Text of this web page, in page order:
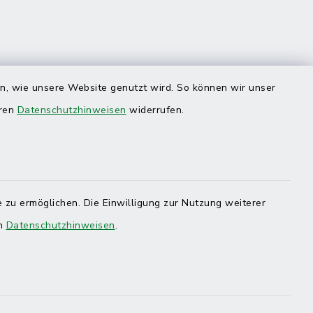
wie unsere Website genutzt wird. So können wir unser
Datenschutzhinweisen widerrufen.
ermöglichen. Die Einwilligung zur Nutzung weiterer
Datenschutzhinweisen.